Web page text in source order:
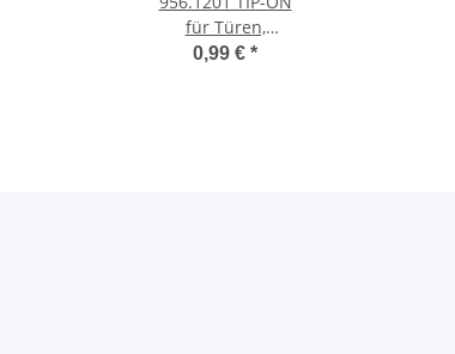
für Türen,
Adapterplatte
0,99 € *